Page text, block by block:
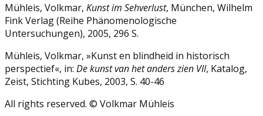
Mühleis, Volkmar, Kunst im Sehverlust, München, Wilhelm
Fink Verlag (Reihe Phänomenologische
Untersuchungen), 2005, 296 S.
Mühleis, Volkmar, »Kunst en blindheid in historisch
perspectief«, in: De kunst van hetanders zien VII, Katalog,
Zeist, Stichting Kubes, 2003, S. 40-46
All rights reserved. © Volkmar Mühleis